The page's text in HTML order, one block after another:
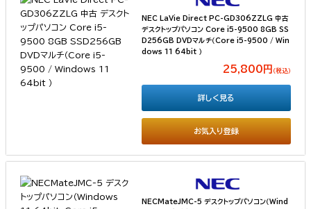
NEC LaVie Direct PC-GD306ZZLG 中古
デスクトップパソコン Core i5-9500 8GB SS
D256GB DVDマルチ（Core i5-9500 / Win
dows 11 64bit ）
25,800円 （税込）
お気入り登録
詳しく見る
NECMateJMC-5 デスクトップパソコン（Wind